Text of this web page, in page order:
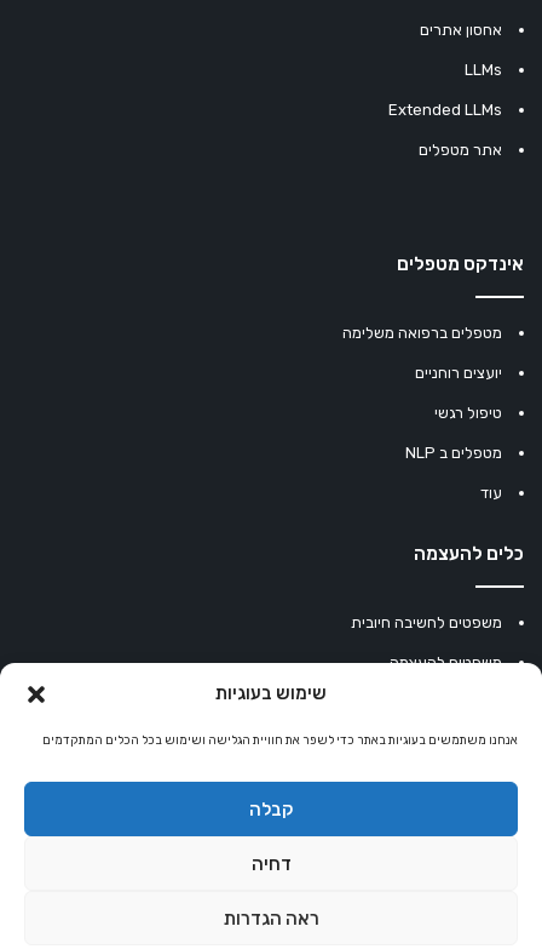
שימוש בעוגיות
אנחנו משתמשים בעוגיות באתר כדי לשפר את חוויית הגלישה ושימוש בכל הכלים המתקדמים
קבלה
דחיה
ראה הגדרות
אחסון אתרים
LLMs
Extended LLMs
אתר מטפלים
אינדקס מטפלים
מטפלים ברפואה משלימה
יועצים רוחניים
טיפול רגשי
מטפלים ב NLP
עוד
כלים להעצמה
משפטים לחשיבה חיובית
משפטים להעצמה
מחשבון נומרולוגיה
קריסטלים למזלות
© כל הזכויות שמורות 2026 |